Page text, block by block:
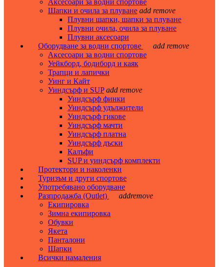
Аксесоари за водни спортове
Шапки и очила за плуване add remove
Плувни шапки, шапки за плуване
Плувни очила, очила за плуване
Плувни аксесоари
Оборудване за водни спортове
add remove
Аксесоари за водни спортове
Уейкборд, бодиборд и каяк
Трапци и лапички
Уинг и Кайт
Уиндсърф и SUP add remove
Уиндсърф финки
Уиндсърф удължители
Уиндсърф гикове
Уиндсърф мачти
Уиндсърф платна
Уиндсърф дъски
Калъфи
SUP и уиндсърф комплекти
Протектори и наколенки
Туризъм и други спортове
Употребявано оборудване
Разпродажба (Outlet)
addremove
Екипировка
Зимна екипировка
Обувки
Якета
Панталони
Шапки
Всички намаления